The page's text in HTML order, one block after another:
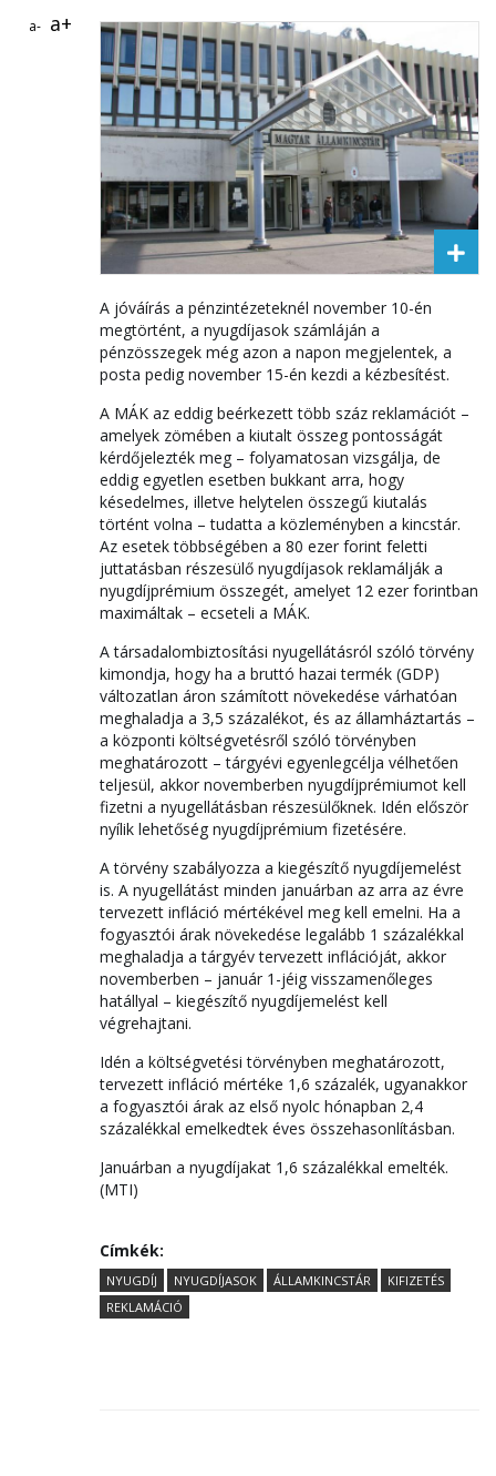
a- a+
A jóváírás a pénzintézeteknél november 10-én
megtörtént, a nyugdíjasok számláján a
pénzösszegek még azon a napon megjelentek, a
posta pedig november 15-én kezdi a kézbesítést.
A MÁK az eddig beérkezett több száz reklamációt –
amelyek zömében a kiutalt összeg pontosságát
kérdőjelezték meg – folyamatosan vizsgálja, de
eddig egyetlen esetben bukkant arra, hogy
késedelmes, illetve helytelen összegű kiutalás
történt volna – tudatta a közleményben a kincstár.
Az esetek többségében a 80 ezer forint feletti
juttatásban részesülő nyugdíjasok reklamálják a
nyugdíjprémium összegét, amelyet 12 ezer forintban
maximáltak – ecseteli a MÁK.
A társadalombiztosítási nyugellátásról szóló törvény
kimondja, hogy ha a bruttó hazai termék (GDP)
változatlan áron számított növekedése várhatóan
meghaladja a 3,5 százalékot, és az államháztartás –
a központi költségvetésről szóló törvényben
meghatározott – tárgyévi egyenlegcélja vélhetően
teljesül, akkor novemberben nyugdíjprémiumot kell
fizetni a nyugellátásban részesülőknek. Idén először
nyílik lehetőség nyugdíjprémium fizetésére.
A törvény szabályozza a kiegészítő nyugdíjemelést
is. A nyugellátást minden januárban az arra az évre
tervezett infláció mértékével meg kell emelni. Ha a
fogyasztói árak növekedése legalább 1 százalékkal
meghaladja a tárgyév tervezett inflációját, akkor
novemberben – január 1-jéig visszamenőleges
hatállyal – kiegészítő nyugdíjemelést kell
végrehajtani.
Idén a költségvetési törvényben meghatározott,
tervezett infláció mértéke 1,6 százalék, ugyanakkor
a fogyasztói árak az első nyolc hónapban 2,4
százalékkal emelkedtek éves összehasonlításban.
Januárban a nyugdíjakat 1,6 százalékkal emelték.
(MTI)
Címkék:
NYUGDÍJ NYUGDÍJASOK ÁLLAMKINCSTÁR
KIFIZETÉS
REKLAMÁCIÓ